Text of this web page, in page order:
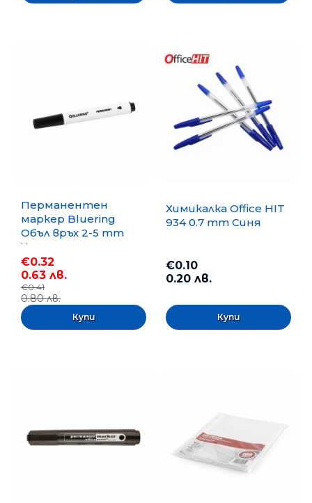
Перманентен
маркер Bluering
Объл връх 2-5 mm
Черен
€0.32
0.63 лв.
€0.41
0.80 лв.
Химикалка Office HIT
934 0.7 mm Синя
€0.10
0.20 лв.